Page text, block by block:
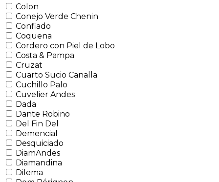
Colon
Conejo Verde Chenin
Confiado
Coquena
Cordero con Piel de Lobo
Costa & Pampa
Cruzat
Cuarto Sucio Canalla
Cuchillo Palo
Cuvelier Andes
Dada
Dante Robino
Del Fin Del
Demencial
Desquiciado
DiamAndes
Diamandina
Dilema